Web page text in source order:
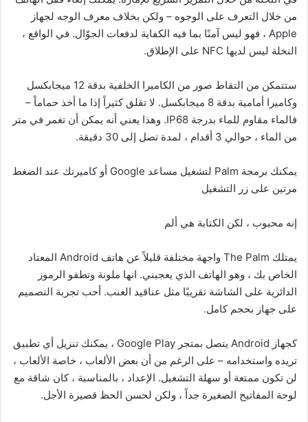
من خلال التعرف على الوجوه – ولكن بخلاف معرف الوجه لجهاز
Apple ، فهو ليس آمنًا بما فيه الكفاية لدفعات الجوّال. في الواقع ،
النخلة ليس لديها NFC على الإطلاق.
ستتمكن من التقاط صور من الكاميرا الخلفية بدقة 12 ميجابكسل
وكاميرا أمامية بدقة 8 ميجابكسل. لا تقلق كثيراً إذا ما أخذ حماماً –
فالماء مقاوم للماء بدرجة IP68. وهذا يعني أنه يمكن أن تغمر في متر
من الماء ، حوالي 3 أقدام ، لمدة تصل إلى 30 دقيقة.
يمكنك برمجة Palm لتشغيل مساعد Google أو كاميرتك عند الضغط
مرتين على زر التشغيل
إنه محبوب ، لكن الكتابة هي ألم
يمتلك The Palm واجهة مختلفة قليلاً عن هاتف Android المعتاد
الخاص بك ، وهو الهاتف الذي يعجبني. انها ملونة وتطفو الرموز
الدائرية على الشاشة تقريبًا مثل عناقيد العنب. أحب تجربة التصميم
على جهاز بحجم كامل.
كجهاز Android يتصل بمتجر Google Play ، يمكنك تنزيل أي تطبيق
تريده واستخدامه – على الرغم من أن بعض الألعاب ، خاصة الألعاب ،
لن تكون ممتعة أو سهلة التشغيل. الإعداد ، بالمناسبة ، كان شاقة مع
لوحة المفاتيح الصغيرة جداً ، ولكن لحسن الحظ قصيرة الأجل.